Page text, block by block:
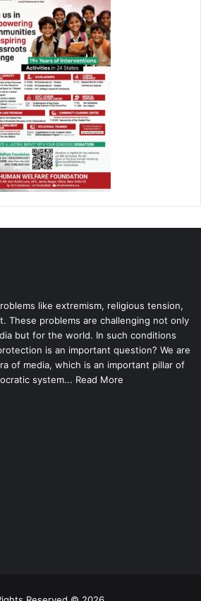
like extremism, religious tension,
These problems are challenging not only
but for the world. In such conditions
is an important question? We are
of media, which is an important pillar of
system... Read More